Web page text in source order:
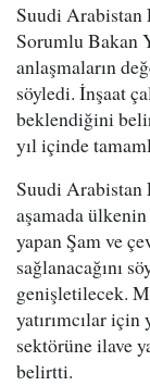
Suudi Arabistan
Sorumlu Bakan
anlaşmaların
söyledi. İnşaat
beklendiğini
yıl içinde
Suudi Arabistan
aşamada
yapan Şam ve
sağlanacağını
genişletilecek.
yatırımcılar
sektörüne ilave
belirtti.